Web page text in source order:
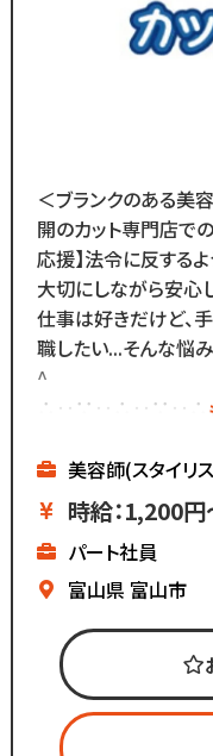
在籍しているので
分からないことがあ
すぐに聞くことがで
カットメニューがな
すぐに覚えられる仕
また、担当・予約制で
お客様とは最低限し
会話をしないスタイ
お客様との関係作り
という方にもピッタ
＜ブランクのある
開のカット専門店で
応援】法令に反する
大切にしながら安心
仕事は好きだけど、
職したい...そんな悩
^
▼週2日～、1日4時間
▼ブランクがあっても
▼全国200店舗展開
▼地域に愛される安
∴‥∵‥∴‥∵‥∴‥
・接客
・お会計
・カット
美容師(スタイリ
時給：1,200
パート社員
富山県 富山市